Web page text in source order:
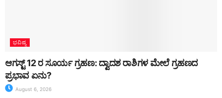
ಭವಿಷ್ಯ
ಆಗಸ್ಟ್ 12 ರ ಸೂರ್ಯ ಗ್ರಹಣ: ದ್ವಾದಶ ರಾಶಿಗಳ ಮೇಲೆ ಗ್ರಹಣದ
ಪ್ರಭಾವ ಏನು?
August 6, 2026